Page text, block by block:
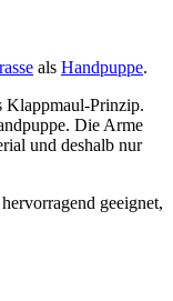
als Handpuppe.
Klappmaul-Prinzip.
Die Arme
und deshalb nur
geeignet,